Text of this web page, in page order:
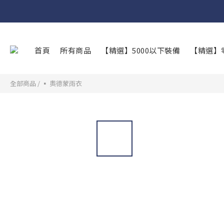
首頁 所有商品 【精選】5000以下裝備 【精選
全部商品 / ▪︎ 奧德蒙雨衣